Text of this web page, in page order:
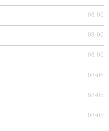
08-06
08-06
08-06
08-06
08-05
08-05